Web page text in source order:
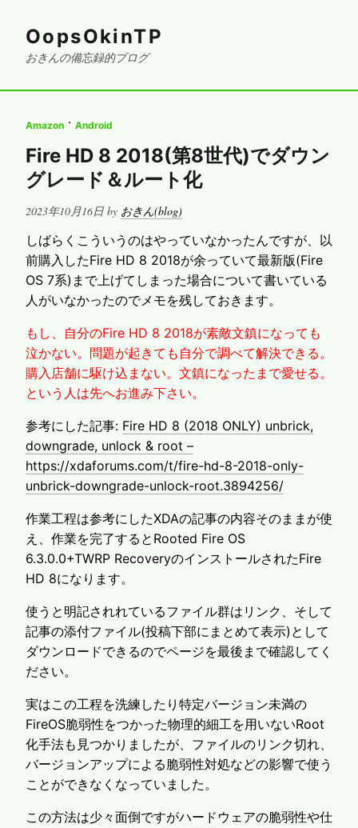
OopsOkinTP
おきんの備忘録的ブログ
Amazon · Android
Fire HD 8 2018(第8世代)でダウン
グレード＆ルート化
Posted
2023年10月16日 by おきん(blog)
しばらくこういうのはやっていなかったんですが、以
前購入したFire HD 8 2018が余っていて最新版(Fire
OS 7系)まで上げてしまった場合について書いている
人がいなかったのでメモを残しておきます。
もし、自分のFire HD 8 2018が素敵文鎮になっても
泣かない。問題が起きても自分で調べて解決できる。
購入店舗に駆け込まない。文鎮になったまで愛せる。
という人は先へお進み下さい。
参考にした記事: Fire HD 8 (2018 ONLY) unbrick,
downgrade, unlock & root –
https://xdaforums.com/t/fire-hd-8-2018-only-
unbrick-downgrade-unlock-root.3894256/
作業工程は参考にしたXDAの記事の内容そのままが使
え、作業を完了するとRooted Fire OS
6.3.0.0+TWRP RecoveryのインストールされたFire
HD 8になります。
使うと明記されれているファイル群はリンク、そして
記事の添付ファイル(投稿下部にまとめて表示)として
ダウンロードできるのでページを最後まで確認してく
ださい。
実はこの工程を洗練したり特定バージョン未満の
FireOS脆弱性をつかった物理的細工を用いないRoot
化手法も見つかりましたが、ファイルのリンク切れ、
バージョンアップによる脆弱性対処などの影響で使う
ことができなくなっていました。
この方法は少々面倒ですがハードウェアの脆弱性や仕